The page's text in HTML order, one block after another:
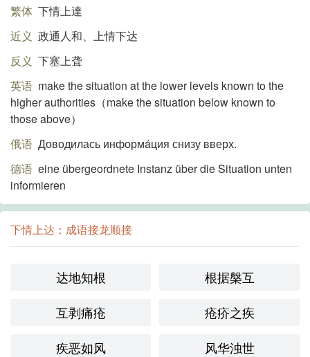
繁体 下情上達
近义 政通人和、上情下达
反义 下塞上聋
英语 make the situation at the lower levels known to the
higher authorities（make the situation below known to
those above）
俄语 Доводилась информáция снизу вверх.
德语 eine übergeordnete Instanz über die Situation unten
informieren
下情上达：成语接龙顺接
达地知根
根据槃互
互剥痛疮
疮疥之疾
疾恶如风
风华浊世